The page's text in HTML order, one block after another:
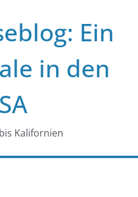
Ein
in den
Kalifornien